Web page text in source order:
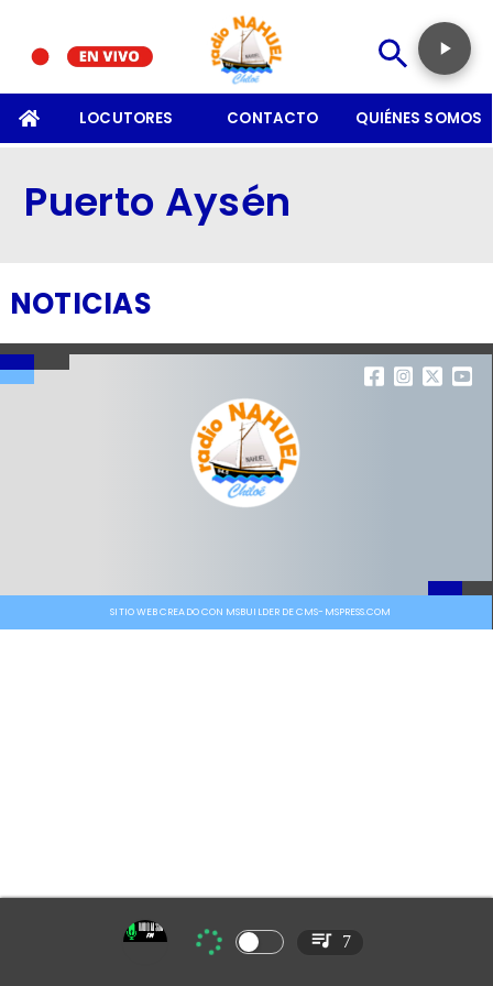
LOCUTORES CONTACTO QUIÉNES SOMOS
Puerto Aysén
NOTICIAS
SITIO WEB CREADO CON MSBUILDER DE CMS-MSPRESS.COM
7